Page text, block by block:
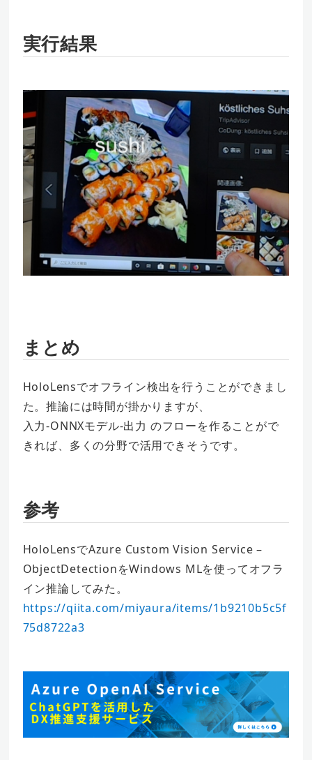
実行結果
まとめ
HoloLensでオフライン検出を行うことができまし
た。推論には時間が掛かりますが、
入力-ONNXモデル-出力 のフローを作ることがで
きれば、多くの分野で活用できそうです。
参考
HoloLensでAzure Custom Vision Service –
ObjectDetectionをWindows MLを使ってオフラ
イン推論してみた。
https://qiita.com/miyaura/items/1b9210b5c5f
75d8722a3